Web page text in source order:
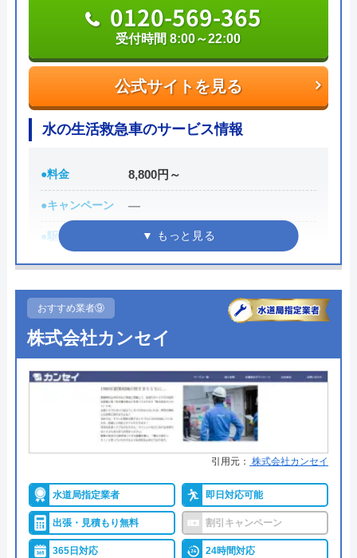
公式サイトを見る
アトム電器チェーンの基本情報
運営会社 株式会社アトムチェーン本部
創業・設立 1989年11月設立
本社所在地
アトム電器チェーンのクチコミ
on
2.4（5件のクチコミ）
※クチコミの内容について
8 か月前
公式サイトを見る
0120-569-365
受付時間 8:00～22:00
水の生活救急車のサービス情報
●料金 8,800円～
●キャンペーン ―
●駆けつけ時間 最短30分
●受付時間 8:00-22:00
●定休日
●出張見積もり 出張見積もり無料
●支払い方法 現金、クレジットカード
施工対応数240万件以上
●保証・保険 ―
詳細は公式HPでご確認ください
水の生活救急車がおすすめの理由
拠点数2270店舗と日本全国に拠点を構え、年中無休
で対応をしています。日中はコールセンターにて問
おすすめ業者⑨
株式会社カンセイ
引用元： 株式会社カンセイ
水道局指定業者 即日対応可能
出張・見積もり無料 割引キャンペーン
365日対応 24時間対応